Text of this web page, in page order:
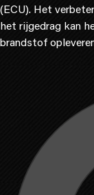
(ECU). Het
het rijgedrag kan
brandstof